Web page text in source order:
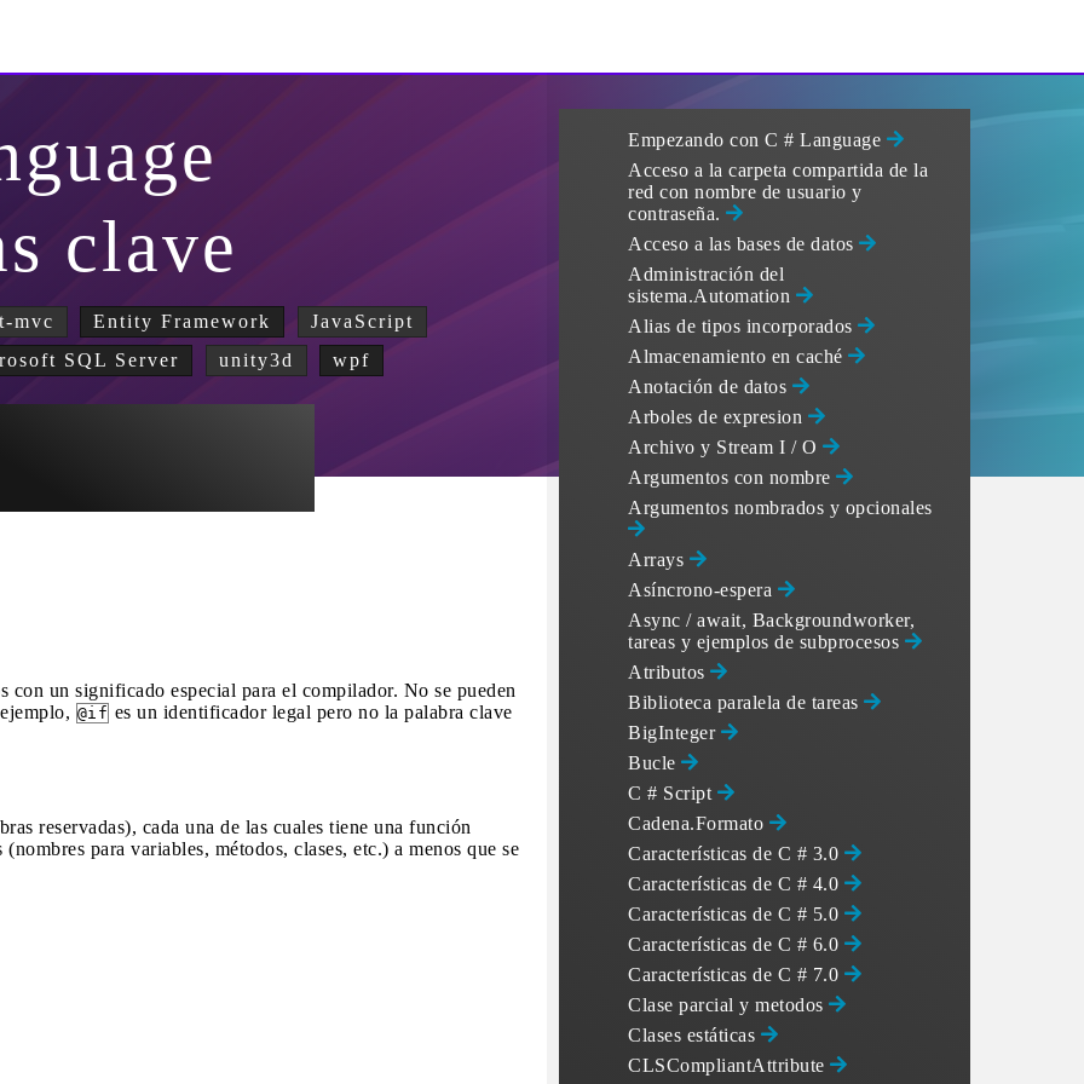
clave
mvc Entity Framework
JavaScript
SQL Server unity3d wpf
con un significado especial para el compilador. No se pueden
@if es un identificador legal pero no la palabra clave
reservadas), cada una de las cuales tiene una función
para variables, métodos, clases, etc.) a menos que se
Empezando con C # Language
Acceso a la carpeta compartida de la
red con nombre de usuario y
contraseña.
Acceso a las bases de datos
Administración del
sistema.Automation
Alias ​​de tipos incorporados
Almacenamiento en caché
Anotación de datos
Arboles de expresion
Archivo y Stream I / O
Argumentos con nombre
Argumentos nombrados y opcionales
Arrays
Asíncrono-espera
Async / await, Backgroundworker,
tareas y ejemplos de subprocesos
Atributos
Biblioteca paralela de tareas
BigInteger
Bucle
C # Script
Cadena.Formato
Características de C # 3.0
Características de C # 4.0
Características de C # 5.0
Características de C # 6.0
Características de C # 7.0
Clase parcial y metodos
Clases estáticas
CLSCompliantAttribute